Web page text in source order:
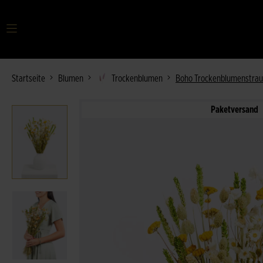
Startseite Blumen Trockenblumen Boho
Paketversand